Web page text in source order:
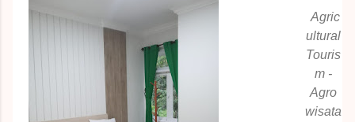
Agric
ultural
Touris
m -
Agro
wisata